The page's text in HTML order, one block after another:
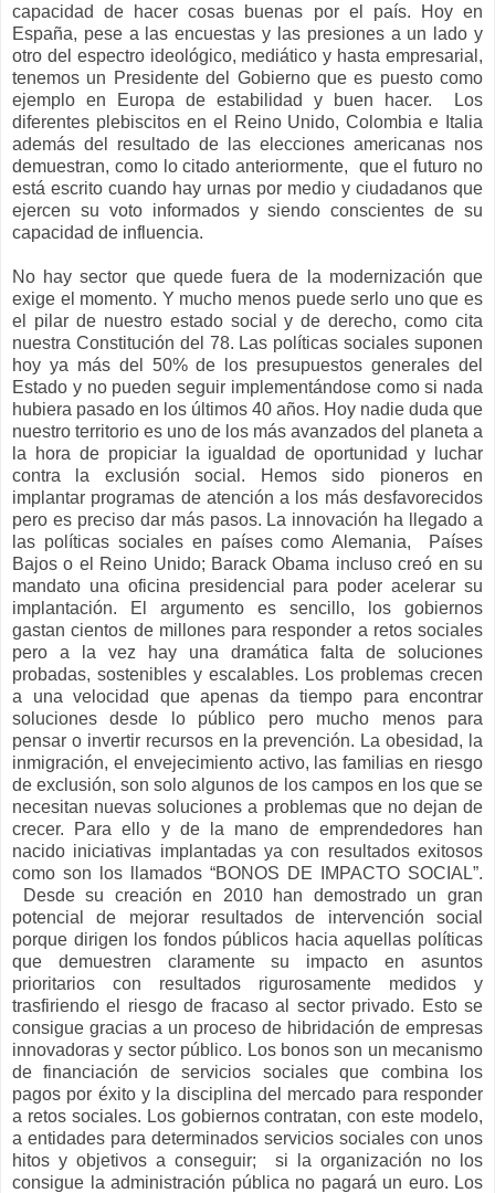
capacidad de hacer cosas buenas por el país. Hoy en
España, pese a las encuestas y las presiones a un lado y
otro del espectro ideológico, mediático y hasta empresarial,
tenemos un Presidente del Gobierno que es puesto como
ejemplo en Europa de estabilidad y buen hacer. Los
diferentes plebiscitos en el Reino Unido, Colombia e Italia
además del resultado de las elecciones americanas nos
demuestran, como lo citado anteriormente, que el futuro no
está escrito cuando hay urnas por medio y ciudadanos que
ejercen su voto informados y siendo conscientes de su
capacidad de influencia.
No hay sector que quede fuera de la modernización que
exige el momento. Y mucho menos puede serlo uno que es
el pilar de nuestro estado social y de derecho, como cita
nuestra Constitución del 78. Las políticas sociales suponen
hoy ya más del 50% de los presupuestos generales del
Estado y no pueden seguir implementándose como si nada
hubiera pasado en los últimos 40 años. Hoy nadie duda que
nuestro territorio es uno de los más avanzados del planeta a
la hora de propiciar la igualdad de oportunidad y luchar
contra la exclusión social. Hemos sido pioneros en
implantar programas de atención a los más desfavorecidos
pero es preciso dar más pasos. La innovación ha llegado a
las políticas sociales en países como Alemania, Países
Bajos o el Reino Unido; Barack Obama incluso creó en su
mandato una oficina presidencial para poder acelerar su
implantación. El argumento es sencillo, los gobiernos
gastan cientos de millones para responder a retos sociales
pero a la vez hay una dramática falta de soluciones
probadas, sostenibles y escalables. Los problemas crecen
a una velocidad que apenas da tiempo para encontrar
soluciones desde lo público pero mucho menos para
pensar o invertir recursos en la prevención. La obesidad, la
inmigración, el envejecimiento activo, las familias en riesgo
de exclusión, son solo algunos de los campos en los que se
necesitan nuevas soluciones a problemas que no dejan de
crecer. Para ello y de la mano de emprendedores han
nacido iniciativas implantadas ya con resultados exitosos
como son los llamados “BONOS DE IMPACTO SOCIAL”.
Desde su creación en 2010 han demostrado un gran
potencial de mejorar resultados de intervención social
porque dirigen los fondos públicos hacia aquellas políticas
que demuestren claramente su impacto en asuntos
prioritarios con resultados rigurosamente medidos y
trasfiriendo el riesgo de fracaso al sector privado. Esto se
consigue gracias a un proceso de hibridación de empresas
innovadoras y sector público. Los bonos son un mecanismo
de financiación de servicios sociales que combina los
pagos por éxito y la disciplina del mercado para responder
a retos sociales. Los gobiernos contratan, con este modelo,
a entidades para determinados servicios sociales con unos
hitos y objetivos a conseguir; si la organización no los
consigue la administración pública no pagará un euro. Los